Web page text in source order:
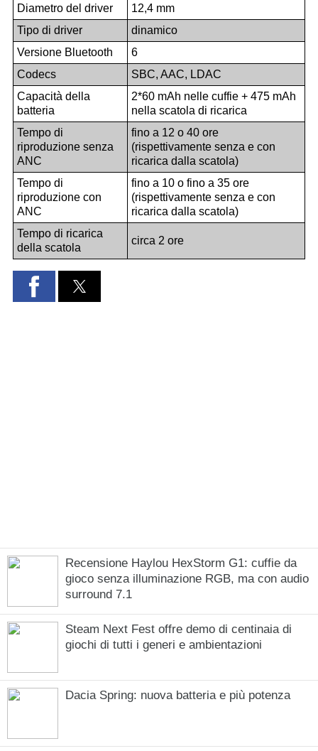
Recensione Haylou HexStorm G1: cuffie da
gioco senza illuminazione RGB, ma con audio
surround 7.1
Steam Next Fest offre demo di centinaia di
giochi di tutti i generi e ambientazioni
Dacia Spring: nuova batteria e più potenza